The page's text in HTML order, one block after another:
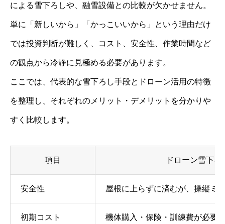
による雪下ろしや、融雪設備との比較が欠かせません。
単に「新しいから」「かっこいいから」という理由だけ
では投資判断が難しく、コスト、安全性、作業時間など
の観点から冷静に見極める必要があります。
ここでは、代表的な雪下ろし手段とドローン活用の特徴
を整理し、それぞれのメリット・デメリットを分かりや
すく比較します。
項目 ドローン雪下ろ
安全性 屋根に上らずに済むが、操縦ミ
初期コスト 機体購入・保険・訓練費が必要